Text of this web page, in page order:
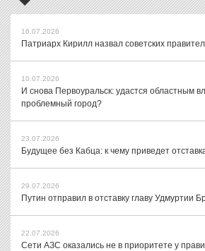
16.07.2026
Патриарх Кирилл назвал советских
10.07.2026
И снова Первоуральск: удастся областным
проблемный город?
23.07.2026
Будущее без Кабца: к чему приведет
29.07.2026
Путин отправил в отставку главу Удмуртии
22.07.2026
Сети АЗС оказались не в приоритете у